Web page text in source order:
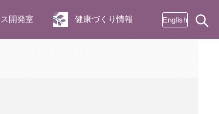
開発室 健康づくり情報 English